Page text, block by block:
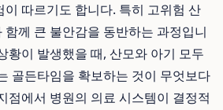
이 따르기도 합니다. 특히 고위험 산
께 큰 불안감을 동반하는 과정입니
황이 발생했을 때, 산모와 아기 모두
골든타임을 확보하는 것이 무엇보다
점에서 병원의 의료 시스템이 결정적